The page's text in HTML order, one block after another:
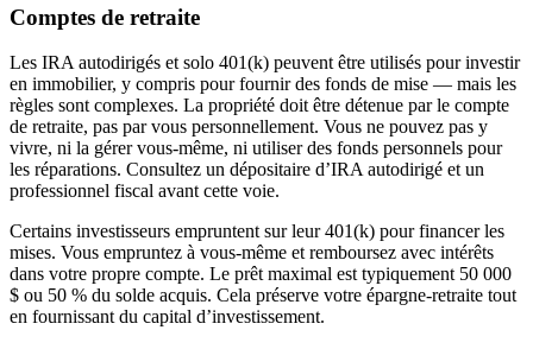
Comptes de retraite
Les IRA autodirigés et solo 401(k) peuvent être utilisés pour investir
en immobilier, y compris pour fournir des fonds de mise — mais les
règles sont complexes. La propriété doit être détenue par le compte
de retraite, pas par vous personnellement. Vous ne pouvez pas y
vivre, ni la gérer vous-même, ni utiliser des fonds personnels pour
les réparations. Consultez un dépositaire d’IRA autodirigé et un
professionnel fiscal avant cette voie.
Certains investisseurs empruntent sur leur 401(k) pour financer les
mises. Vous empruntez à vous-même et remboursez avec intérêts
dans votre propre compte. Le prêt maximal est typiquement 50 000
$ ou 50 % du solde acquis. Cela préserve votre épargne-retraite tout
en fournissant du capital d’investissement.